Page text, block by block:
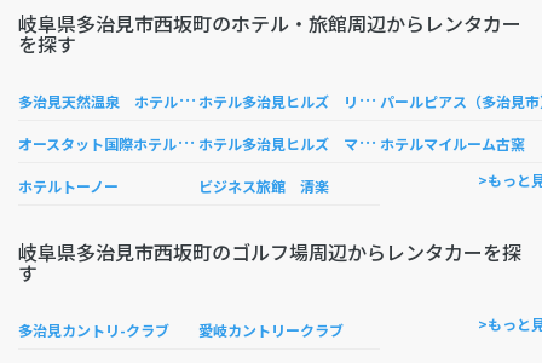
岐阜県多治見市西坂町のホテル・旅館周辺からレンタカー
を探す
多
治見天然温泉 ホテルルートイン多治見インター ホ
テル多治見ヒルズ リバーサイド店 パールピアス（多治見
オ
ースタット国際ホテル多治見 ホ
テル多治見ヒルズ マイルーム店 ホテルマイルーム古窯
ホテルトーノー ビジネス旅館 清楽 >もっと
岐阜県多治見市西坂町のゴルフ場周辺からレンタカーを探
す
多治見カントリ-クラブ 愛岐カントリークラブ >もっと